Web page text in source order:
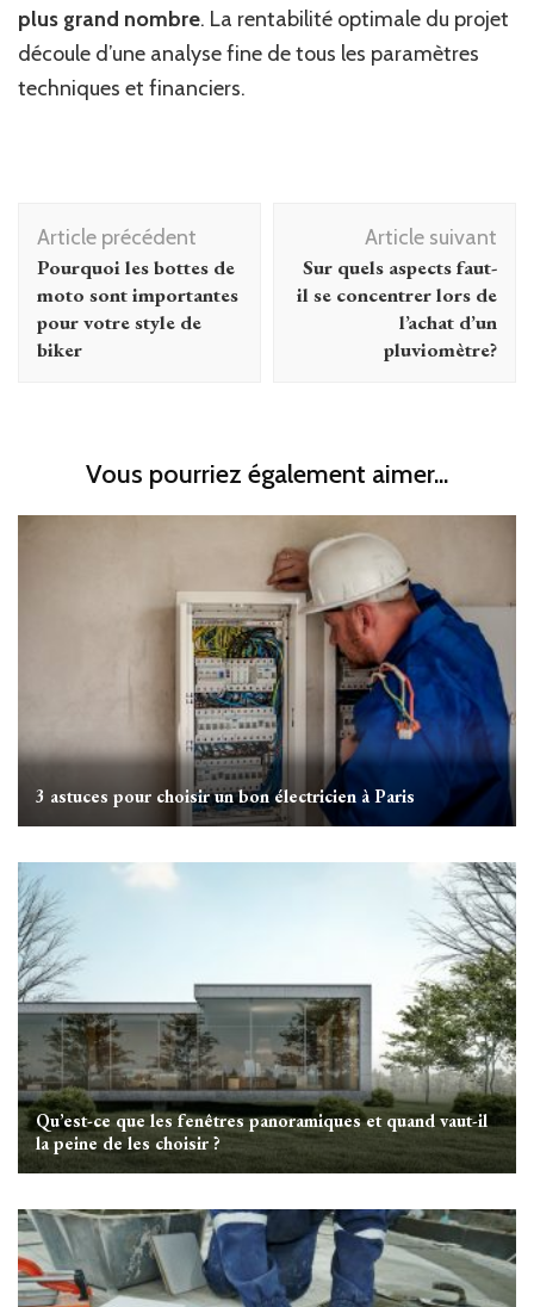
plus grand nombre. La rentabilité optimale du projet
découle d’une analyse fine de tous les paramètres
techniques et financiers.
Navigation
d'article
Article précédent
Pourquoi les bottes de
moto sont importantes
pour votre style de
biker
Article suivant
Sur quels aspects faut-
il se concentrer lors de
l’achat d’un
pluviomètre?
Vous pourriez également aimer...
3 astuces pour choisir un bon électricien à Paris
Qu’est-ce que les fenêtres panoramiques et quand vaut-il
la peine de les choisir ?